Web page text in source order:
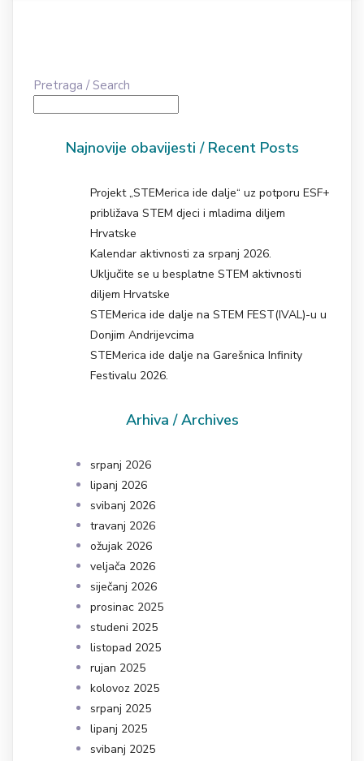
Pretraga / Search
Najnovije obavijesti / Recent Posts
Projekt „STEMerica ide dalje“ uz potporu ESF+
približava STEM djeci i mladima diljem
Hrvatske
Kalendar aktivnosti za srpanj 2026.
Uključite se u besplatne STEM aktivnosti
diljem Hrvatske
STEMerica ide dalje na STEM FEST(IVAL)-u u
Donjim Andrijevcima
STEMerica ide dalje na Garešnica Infinity
Festivalu 2026.
Arhiva / Archives
srpanj 2026
lipanj 2026
svibanj 2026
travanj 2026
ožujak 2026
veljača 2026
siječanj 2026
prosinac 2025
studeni 2025
listopad 2025
rujan 2025
kolovoz 2025
srpanj 2025
lipanj 2025
svibanj 2025